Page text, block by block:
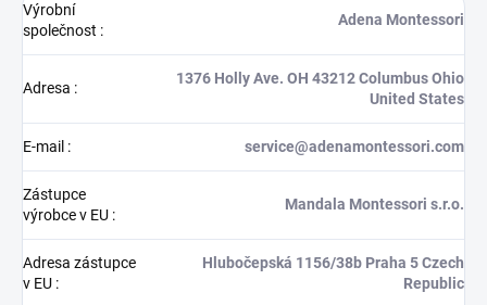
Výrobní
společnost :
Adena Montessori
Adresa :
1376 Holly Ave. OH 43212 Columbus Ohio
United States
E-mail : service@adenamontessori.com
Zástupce
výrobce v EU :
Mandala Montessori s.r.o.
Adresa zástupce
v EU :
Hlubočepská 1156/38b Praha 5 Czech
Republic